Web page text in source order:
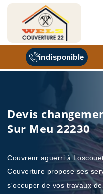
indisponible
Devis
Sur Meu 22230
Couvreur aguerri à
Couverture propose ses
s'occuper de vos travaux